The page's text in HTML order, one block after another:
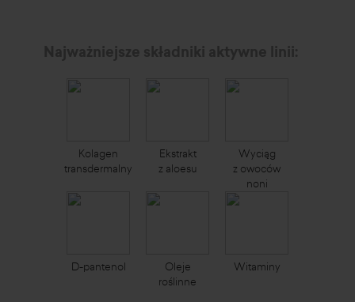
Kolagen
transdermalny
Ekstrakt
z aloesu
Wyciąg
z owoców
noni
D-pantenol
Oleje
roślinne
Witaminy